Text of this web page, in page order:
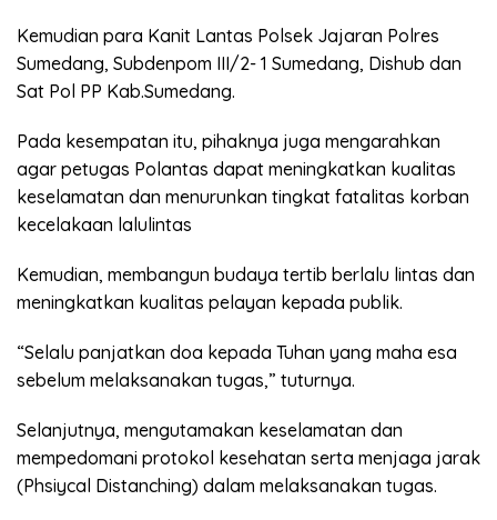
Kemudian para Kanit Lantas Polsek Jajaran Polres
Sumedang, Subdenpom III/2- 1 Sumedang, Dishub dan
Sat Pol PP Kab.Sumedang.
Pada kesempatan itu, pihaknya juga mengarahkan
agar petugas Polantas dapat meningkatkan kualitas
keselamatan dan menurunkan tingkat fatalitas korban
kecelakaan lalulintas
Kemudian, membangun budaya tertib berlalu lintas dan
meningkatkan kualitas pelayan kepada publik.
“Selalu panjatkan doa kepada Tuhan yang maha esa
sebelum melaksanakan tugas,” tuturnya.
Selanjutnya, mengutamakan keselamatan dan
mempedomani protokol kesehatan serta menjaga jarak
(Phsiycal Distanching) dalam melaksanakan tugas.